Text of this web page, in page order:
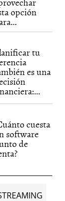
opción
tu
es una
cuesta
software
de